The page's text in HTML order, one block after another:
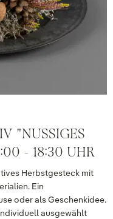
"NUSSIGES
- 18:30 UHR
Herbstgesteck mit
Ein
oder als Geschenkidee.
ausgewählt